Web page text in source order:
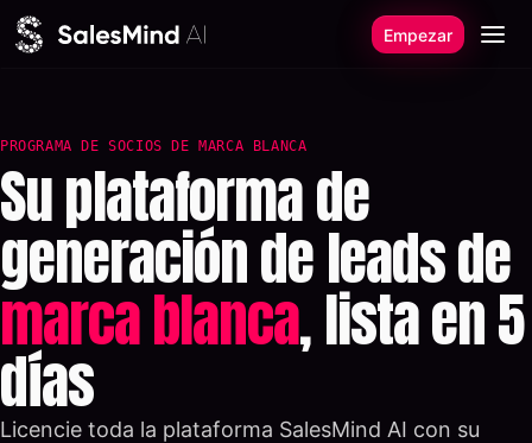
Ir al contenido
Empezar
PROGRAMA DE SOCIOS DE MARCA BLANCA
Su plataforma de
generación de leads de
marca blanca, lista en 5
días
Licencie toda la plataforma SalesMind AI con su